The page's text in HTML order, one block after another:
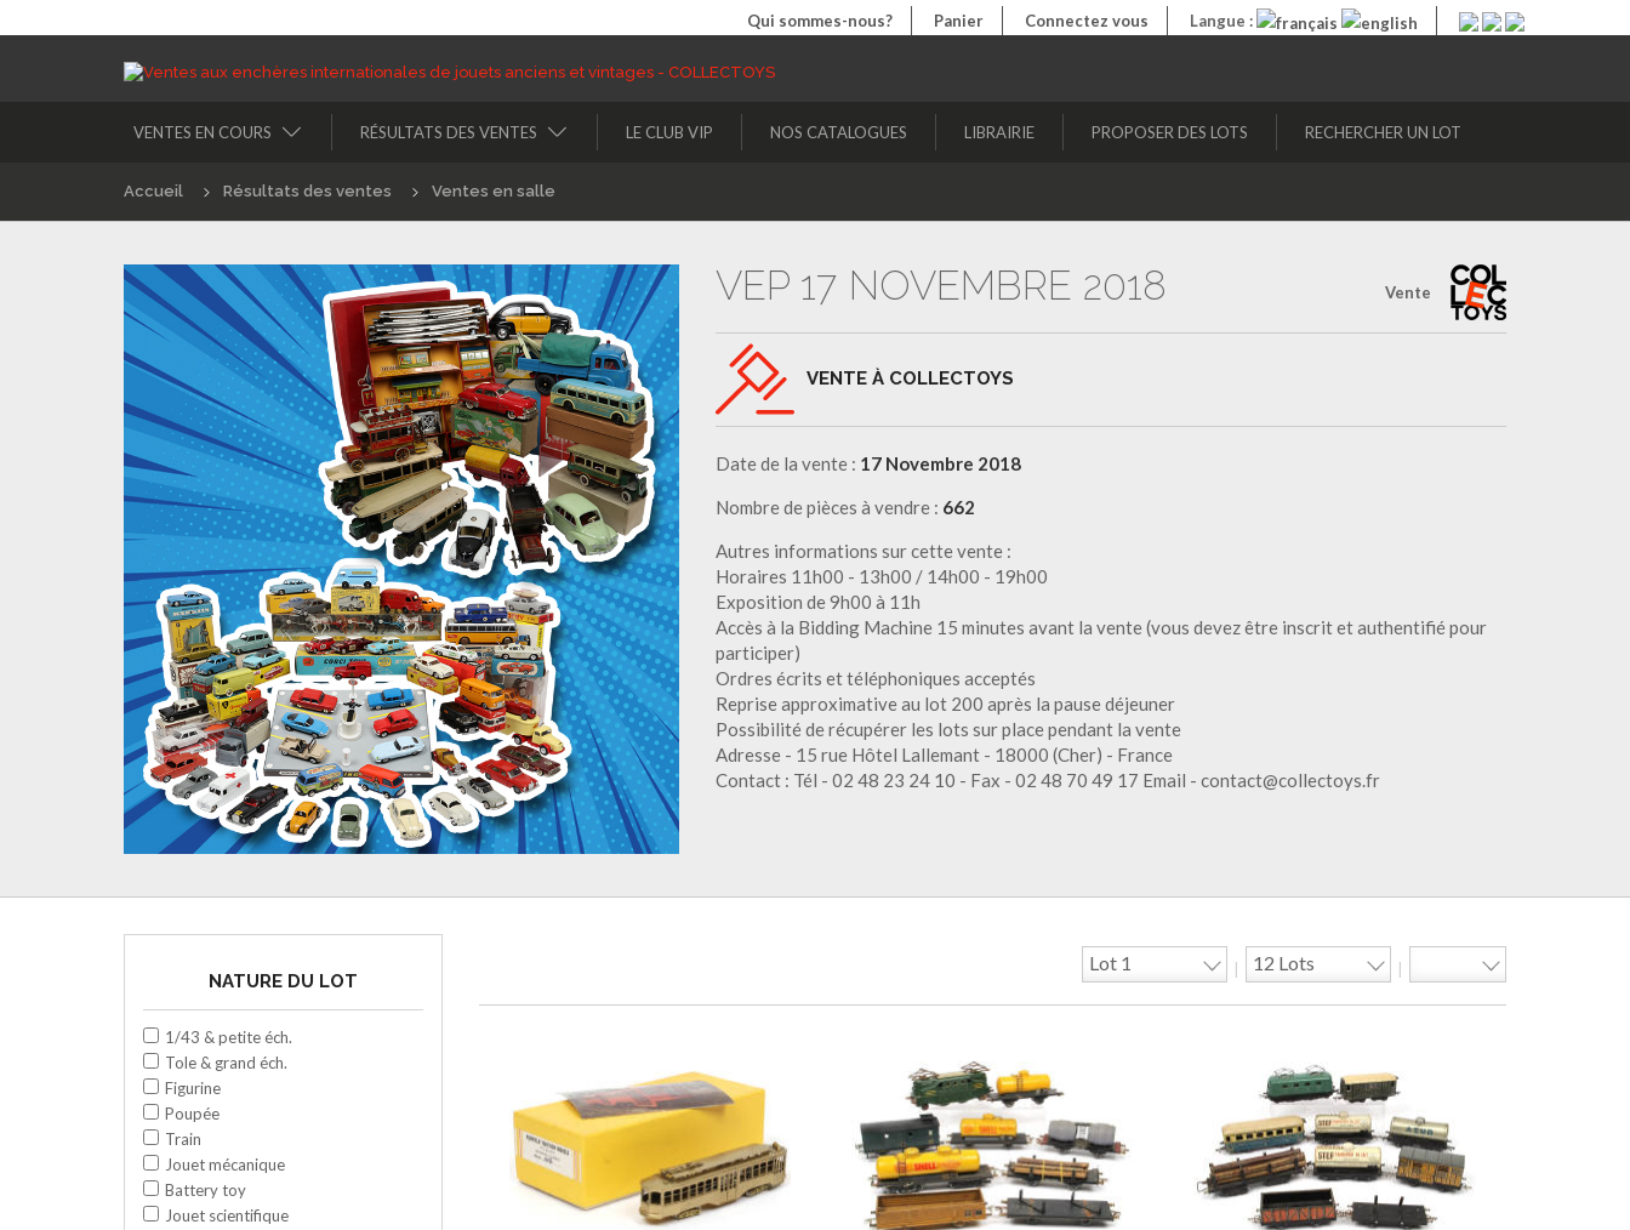
Qui sommes-nous? Panier Connectez vous Langue :
VENTES EN COURS RÉSULTATS DES VENTES LE CLUB VIP NOS CATALOGUES LIBRAIRIE PROPOSER DES LOTS RECHERCHER UN LOT
Accueil Résultats des ventes Ventes en salle
Vente
VEP 17 NOVEMBRE 2018
VENTE À COLLECTOYS
Date de la vente : 17 Novembre 2018
Nombre de pièces à vendre : 662
Autres informations sur cette vente :
Horaires 11h00 - 13h00 / 14h00 - 19h00
Exposition de 9h00 à 11h
Accès à la Bidding Machine 15 minutes avant la vente (vous devez être inscrit et authentifié pour
participer)
Ordres écrits et téléphoniques acceptés
Reprise approximative au lot 200 après la pause déjeuner
Possibilité de récupérer les lots sur place pendant la vente
Adresse - 15 rue Hôtel Lallemant - 18000 (Cher) - France
Contact : Tél - 02 48 23 24 10 - Fax - 02 48 70 49 17 Email - contact@collectoys.fr
NATURE DU LOT
1/43 & petite éch.
Tole & grand éch.
Figurine
Poupée
Train
Jouet mécanique
Battery toy
Jouet scientifique